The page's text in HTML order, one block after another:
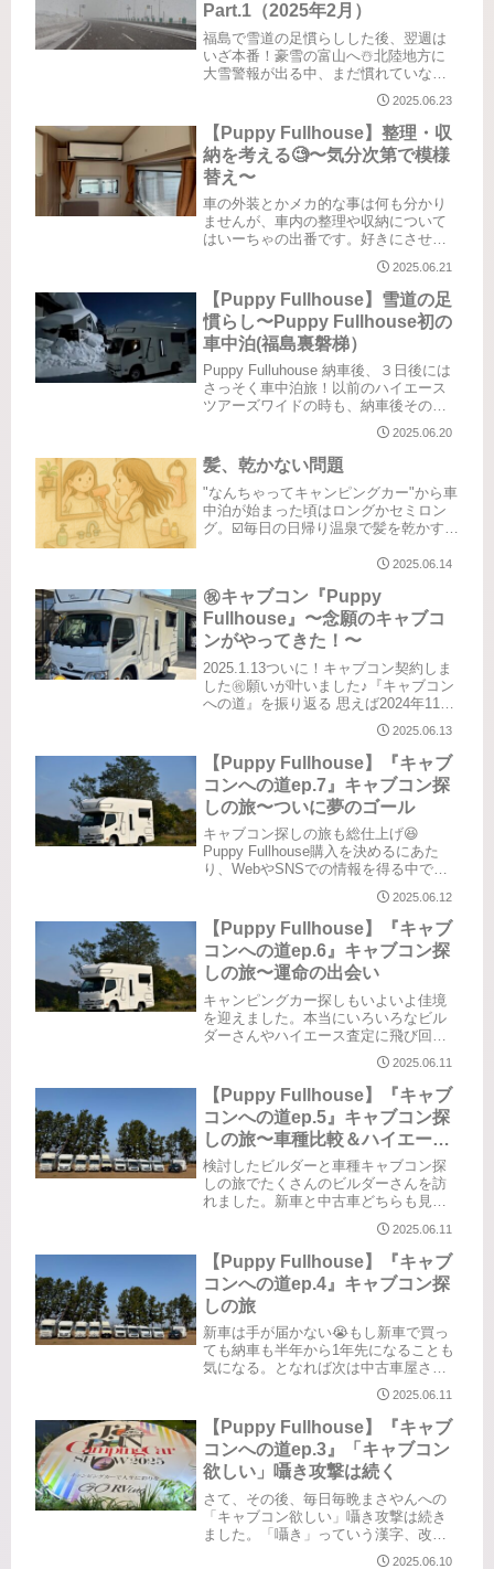
Part.1（2025年2月）
福島で雪道の足慣らしした後、翌週は
いざ本番！豪雪の富山へ☃️北陸地方に
大雪警報が出る中、まだ慣れていない
キャブコンに少々不安を抱えながらも
出発しました。2025.2/21 20:00いつも
のように夜出発。雪の気配はまだま
だ。この日は高坂SA...
2025.06.23
【Puppy Fullhouse】整理・収
納を考える🧐〜気分次第で模様
替え〜
車の外装とかメカ的な事は何も分かり
ませんが、車内の整理や収納について
はいーちゃの出番です。好きにさせて
いただこうかと。ということで、気分
次第で模様替えや、思いつきで取り入
れてみるというのは随時更新していく
として、とりあえず現段階でご紹介で
き...
2025.06.21
【Puppy Fullhouse】雪道の足
慣らし〜Puppy Fullhouse初の
車中泊(福島裏磐梯）
Puppy Fulluhouse 納車後、３日後には
さっそく車中泊旅！以前のハイエース
ツアーズワイドの時も、納車後その足
でご祈祷してもらってそのまま旅に出
発でした（何事もフットワーク軽い
👣）「そこに”雪”があるから」記念すべ
きキャブコン初の...
2025.06.20
髪、乾かない問題
"なんちゃってキャンピングカー"から車
中泊が始まった頃はロングかセミロン
グ。☑️毎日の日帰り温泉で髪を乾かす。
いる人が気になる。☑️朝起きてセットす
していて気づいた。「...
2025.06.14
㊗️キャブコン『Puppy
Fullhouse』〜念願のキャブコ
ンがやってきた！〜
2025.1.13ついに！キャブコン契約しま
した㊗️願いが叶いました♪『キャブコン
への道』を振り返る 思えば2024年11月
頃から、いーちゃの猛攻撃が始まり、
「ちょっと覗いてみるだけね」と、ち
ょっとずつまさやんを誘導？説得？あ
の頃はまさか本...
2025.06.13
【Puppy Fullhouse】『キャブ
コンへの道ep.7』キャブコン探
しの旅〜ついに夢のゴール
キャブコン探しの旅も総仕上げ😆
Puppy Fullhouse購入を決めるにあた
り、WebやSNSでの情報を得る中で気
になることがありました。Puppy
Fullhouse（キャンパー厚木公式ページ
より）気になるのは後部座席の"揺
れ"と"跳ね...
2025.06.12
【Puppy Fullhouse】『キャブ
コンへの道ep.6』キャブコン探
しの旅〜運命の出会い
キャンピングカー探しもいよいよ佳境
を迎えました。本当にいろいろなビル
ダーさんやハイエース査定に飛び回り
ました。「認定中古車」という選択肢
キャンパー厚木のPuppyシリーズを見せ
てもらいに行った時です。本当にたま
たま乗り換えするタイミングの方...
2025.06.11
【Puppy Fullhouse】『キャブ
コンへの道ep.5』キャブコン探
しの旅〜車種比較＆ハイエース
査定〜
検討したビルダーと車種キャブコン探
しの旅でたくさんのビルダーさんを訪
れました。新車と中古車どちらも見せ
ていただきました。Nutz（クレア・ク
レソン・ジープニー・アレッタ・ジョ
リビー）AtoZ（アンソニー・ACE-1・
Light）TOWAモー...
2025.06.11
【Puppy Fullhouse】『キャブ
コンへの道ep.4』キャブコン探
しの旅
新車は手が届かない😭もし新車で買っ
ても納車も半年から1年先になることも
気になる。となれば次は中古車屋さん
巡りも開始です。がしかし、新車も諦
めずにあらゆる可能性に挑みます。新
車だけでなく中古車も探してみる新車
はとても手が届かないと思い知らさ
れ...
2025.06.11
【Puppy Fullhouse】『キャブ
コンへの道ep.3』「キャブコン
欲しい」囁き攻撃は続く
さて、その後、毎日毎晩まさやんへの
「キャブコン欲しい」囁き攻撃は続き
ました。「囁き」っていう漢字、改め
て活字で見るとちょっと不気味です
2025.06.10